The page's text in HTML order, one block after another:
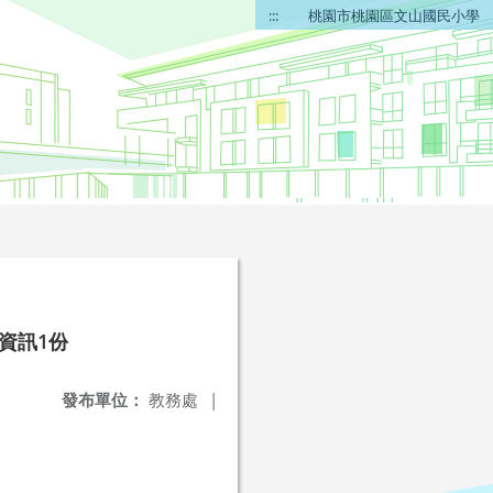
::: 桃園市桃園區文山國民小學
訊1份
發布單位： 教務處 |